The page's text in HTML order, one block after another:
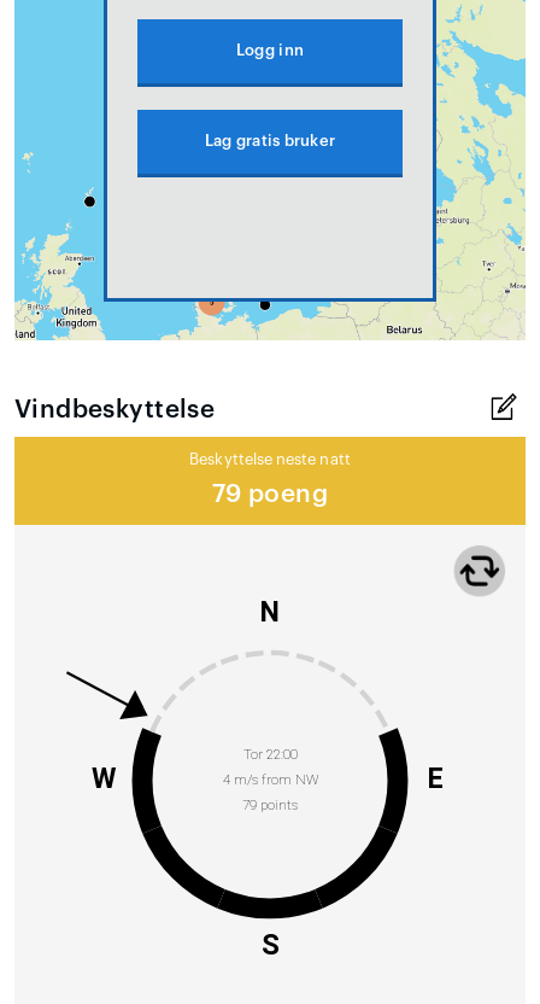
Logg inn
Lag gratis bruker
Vindbeskyttelse
Beskyttelse neste natt
79 poeng
Tor 22:00
4 m/s from NW
79 points
N
E
S
W